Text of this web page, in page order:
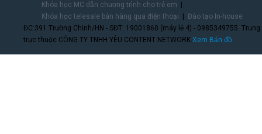
Khóa học MC dẫn chương trình cho trẻ em
Khóa học telesale bán hàng qua điện thoại
Đào tạo In-house
ĐC:391 Trường Chinh/HN - SĐT: 19001860 (máy lẻ 4) - 0985349755.
trực thuộc CÔNG TY TNHH YÊU CONTENT NETWORK.Xem Bản đồ